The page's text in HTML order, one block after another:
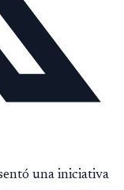
una iniciativa